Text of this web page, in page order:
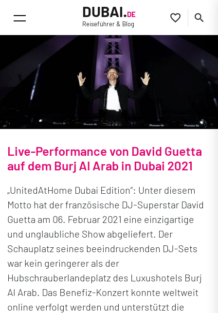
DUBAI.DE
Reiseführer & Blog  
Live-Performance von David Guetta
auf dem Burj Al Arab in Dubai 2021
„UnitedAtHome Dubai Edition“: Unter diesem
Motto hat der französische DJ-Superstar David
Guetta am 06. Februar 2021 eine einzigartige
und unglaubliche Show abgeliefert. Der
Schauplatz seines beeindruckenden DJ-Sets
war kein geringerer als der
Hubschrauberlandeplatz des Luxushotels Burj
Al Arab. Das Benefiz-Konzert konnte weltweit
online verfolgt werden und unterstützt die